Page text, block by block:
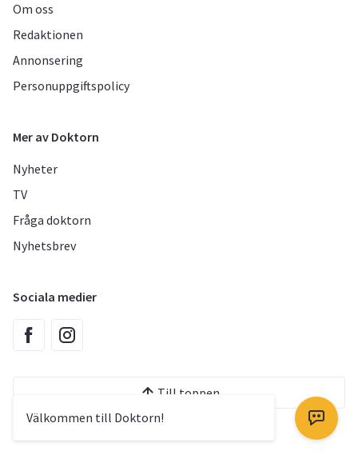
Välkommen till Doktorn!
Om oss
Redaktionen
Annonsering
Personuppgiftspolicy
Mer av Doktorn
Nyheter
TV
Fråga doktorn
Nyhetsbrev
Sociala medier
Till toppen